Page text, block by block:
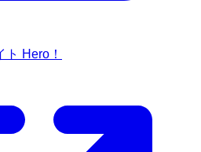
Hero！